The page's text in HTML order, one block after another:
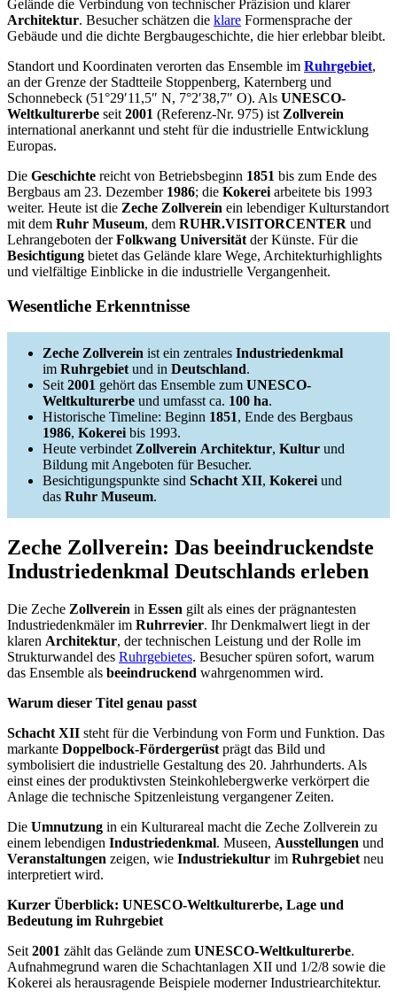
Gelände die Verbindung von technischer Präzision und klarer
Architektur. Besucher schätzen die klare Formensprache der
Gebäude und die dichte Bergbaugeschichte, die hier erlebbar bleibt.
Standort und Koordinaten verorten das Ensemble im Ruhrgebiet,
an der Grenze der Stadtteile Stoppenberg, Katernberg und
Schonnebeck (51°29′11,5″ N, 7°2′38,7″ O). Als UNESCO-
Weltkulturerbe seit 2001 (Referenz-Nr. 975) ist Zollverein
international anerkannt und steht für die industrielle Entwicklung
Europas.
Die Geschichte reicht von Betriebsbeginn 1851 bis zum Ende des
Bergbaus am 23. Dezember 1986; die Kokerei arbeitete bis 1993
weiter. Heute ist die Zeche Zollverein ein lebendiger Kulturstandort
mit dem Ruhr Museum, dem RUHR.VISITORCENTER und
Lehrangeboten derFolkwang Universität der Künste. Für die
Besichtigung bietet das Gelände klare Wege, Architekturhighlights
und vielfältige Einblicke in die industrielle Vergangenheit.
Wesentliche Erkenntnisse
Zeche Zollverein ist ein zentrales Industriedenkmal
im Ruhrgebiet und in Deutschland.
Seit 2001 gehört das Ensemble zum UNESCO-
Weltkulturerbe und umfasst ca. 100 ha.
Historische Timeline: Beginn 1851, Ende des Bergbaus
1986, Kokerei bis 1993.
Heute verbindet Zollverein Architektur, Kultur und
Bildung mit Angeboten für Besucher.
Besichtigungspunkte sind Schacht XII, Kokerei und
das Ruhr Museum.
Zeche Zollverein: Das beeindruckendste
Industriedenkmal Deutschlands erleben
Die Zeche Zollverein in Essen gilt als eines der prägnantesten
Industriedenkmäler im Ruhrrevier. Ihr Denkmalwert liegt in der
klaren Architektur, der technischen Leistung und der Rolle im
Strukturwandel des Ruhrgebietes. Besucher spüren sofort, warum
das Ensemble als beeindruckend wahrgenommen wird.
Warum dieser Titel genau passt
Schacht XII steht für die Verbindung von Form und Funktion. Das
markante Doppelbock-Fördergerüst prägt das Bild und
symbolisiert die industrielle Gestaltung des 20. Jahrhunderts. Als
einst eines der produktivsten Steinkohlebergwerke verkörpert die
Anlage die technische Spitzenleistung vergangener Zeiten.
Die Umnutzung in ein Kulturareal macht die Zeche Zollverein zu
einem lebendigen Industriedenkmal. Museen, Ausstellungen und
Veranstaltungen zeigen, wie Industriekultur im Ruhrgebiet neu
interpretiert wird.
Kurzer Überblick: UNESCO-Weltkulturerbe, Lage und
Bedeutung im Ruhrgebiet
Seit 2001 zählt das Gelände zum UNESCO-Weltkulturerbe.
Aufnahmegrund waren die Schachtanlagen XII und 1/2/8 sowie die
Kokerei als herausragende Beispiele moderner Industriearchitektur.